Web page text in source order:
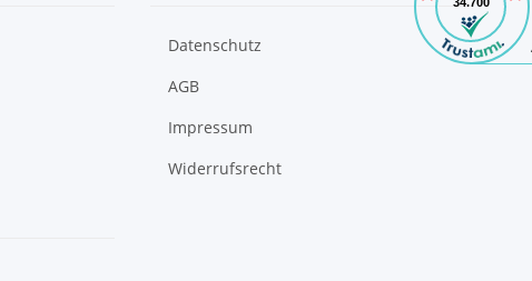
Datenschutz
AGB
Impressum
Widerrufsrecht